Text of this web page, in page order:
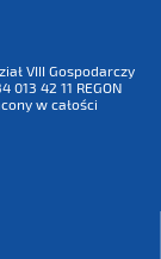
VIII Gospodarczy
013 42 11 REGON
w całości